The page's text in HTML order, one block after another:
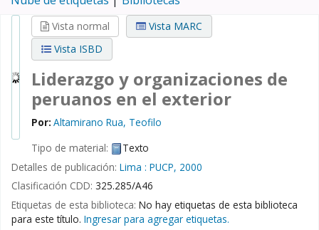
Vista normal
Vista MARC
Vista ISBD
Liderazgo y organizaciones de
peruanos en el exterior
Por: Altamirano Rua, Teofilo
Tipo de material:
Texto
Detalles de publicación: Lima : PUCP, 2000
Clasificación CDD: 325.285/A46
Etiquetas de esta biblioteca: No hay etiquetas de esta biblioteca
para este título. Ingresar para agregar etiquetas.